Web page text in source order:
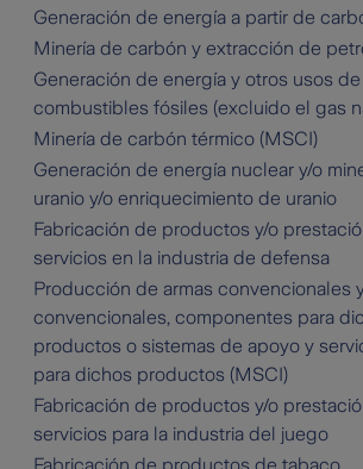
Generación de energía a partir de
Minería de carbón y extracción de
Generación de energía y otros usos de
combustibles fósiles (excluido el gas
Minería de carbón térmico (MSCI)
Generación de energía nuclear y/o
uranio y/o enriquecimiento de uranio
Fabricación de productos y/o
servicios en la industria de defensa
Producción de armas convencionales
convencionales, componentes para
productos o sistemas de apoyo y
para dichos productos (MSCI)
Fabricación de productos y/o
servicios para la industria del juego
Fabricación de productos de tabaco